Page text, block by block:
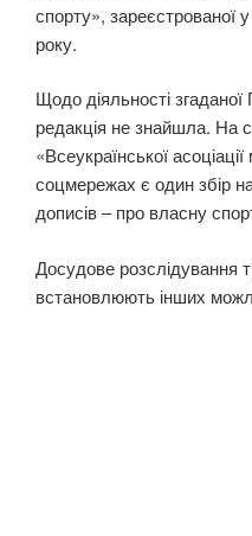
спорту», зареєстрованої
року.
Щодо діяльності
редакція не знайшла. На
«Всеукраїнської
соцмережах є один збір
дописів – про власну
Досудове розслідування
встановлюють інших